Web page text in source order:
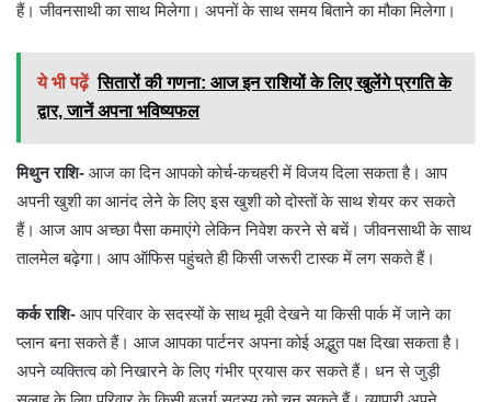
हैं। जीवनसाथी का साथ मिलेगा। अपनों के साथ समय बिताने का मौका मिलेगा।
ये भी पढ़ें सितारों की गणना: आज इन राशियों के लिए खुलेंगे प्रगति के
द्वार, जानें अपना भविष्यफल
मिथुन राशि- आज का दिन आपको कोर्च-कचहरी में विजय दिला सकता है। आप
अपनी खुशी का आनंद लेने के लिए इस खुशी को दोस्तों के साथ शेयर कर सकते
हैं। आज आप अच्छा पैसा कमाएंगे लेकिन निवेश करने से बचें। जीवनसाथी के साथ
तालमेल बढ़ेगा। आप ऑफिस पहुंचते ही किसी जरूरी टास्क में लग सकते हैं।
कर्क राशि- आप परिवार के सदस्यों के साथ मूवी देखने या किसी पार्क में जाने का
प्लान बना सकते हैं। आज आपका पार्टनर अपना कोई अद्भुत पक्ष दिखा सकता है।
अपने व्यक्तित्व को निखारने के लिए गंभीर प्रयास कर सकते हैं। धन से जुड़ी